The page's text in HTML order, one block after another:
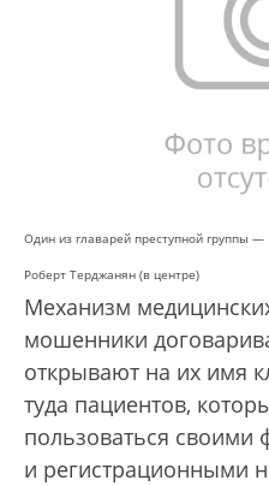
Один из главарей преступной группы —
Роберт Терджанян (в центре)
Механизм
мошенники
открывают на их имя
туда пациентов,
пользоваться своими
и регистрационными